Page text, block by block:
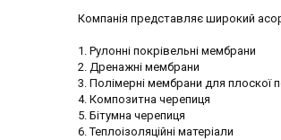
Компанія представляє широкий
1. Рулонні покрівельні мембрани
2. Дренажні мембрани
3. Полімерні мембрани для плоскої
4. Композитна черепиця
5. Бітумна черепиця
6. Теплоізоляційні матеріали